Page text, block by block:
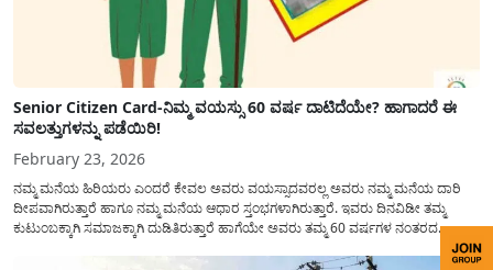
Senior Citizen Card-ನಿಮ್ಮ ವಯಸ್ಸು 60 ವರ್ಷ ದಾಟಿದೆಯೇ? ಹಾಗಾದರೆ ಈ
ಸವಲತ್ತುಗಳನ್ನು ಪಡೆಯಿರಿ!
February 23, 2026
ನಮ್ಮ ಮನೆಯ ಹಿರಿಯರು ಎಂದರೆ ಕೇವಲ ಅವರು ವಯಸ್ಸಾದವರಲ್ಲ ಅವರು ನಮ್ಮ ಮನೆಯ ದಾರಿ
ದೀಪವಾಗಿರುತ್ತಾರೆ ಹಾಗೂ ನಮ್ಮ ಮನೆಯ ಆಧಾರ ಸ್ತಂಭಗಳಾಗಿರುತ್ತಾರೆ. ಇವರು ದಿನವಿಡೀ ತಮ್ಮ
ಕುಟುಂಬಕ್ಕಾಗಿ ಸಮಾಜಕ್ಕಾಗಿ ದುಡಿತಿರುತ್ತಾರೆ ಹಾಗೆಯೇ ಅವರು ತಮ್ಮ 60 ವರ್ಷಗಳ ನಂತರದ
ಜೀವನವನ್ನು ನೆಮ್ಮದಿಯಿಂದ ಕಳೆಯಬೇಕೆಂಬುದು ಪ್ರತಿಯೊಬ್ಬರ ಕನಸಾಗಿರುತ್ತದೆ ಆದ್ದರಿಂದ ಸರ್ಕಾರವು